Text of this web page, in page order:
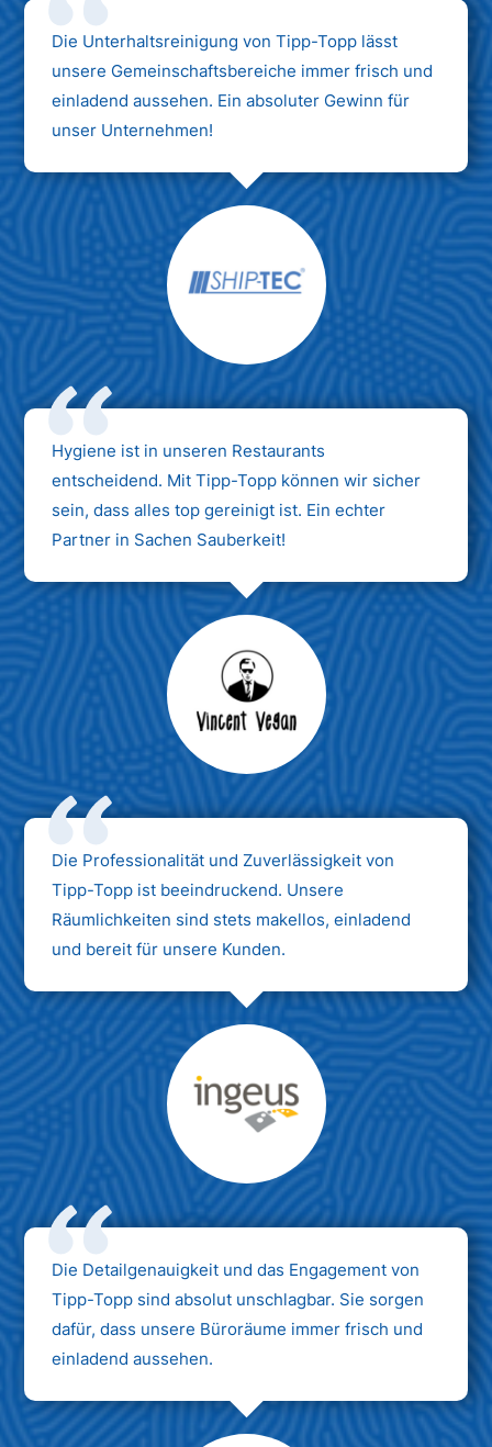
Die Unterhaltsreinigung von Tipp-Topp lässt
unsere Gemeinschaftsbereiche immer frisch und
einladend aussehen. Ein absoluter Gewinn für
unser Unternehmen!
Hygiene ist in unseren Restaurants
entscheidend. Mit Tipp-Topp können wir sicher
sein, dass alles top gereinigt ist. Ein echter
Partner in Sachen Sauberkeit!
Max Mustermann
Unternehmen AG
Die Professionalität und Zuverlässigkeit von
Tipp-Topp ist beeindruckend. Unsere
Räumlichkeiten sind stets makellos, einladend
und bereit für unsere Kunden.
Max Mustermann
Unternehmen AG
Die Detailgenauigkeit und das Engagement von
Tipp-Topp sind absolut unschlagbar. Sie sorgen
dafür, dass unsere Büroräume immer frisch und
einladend aussehen.